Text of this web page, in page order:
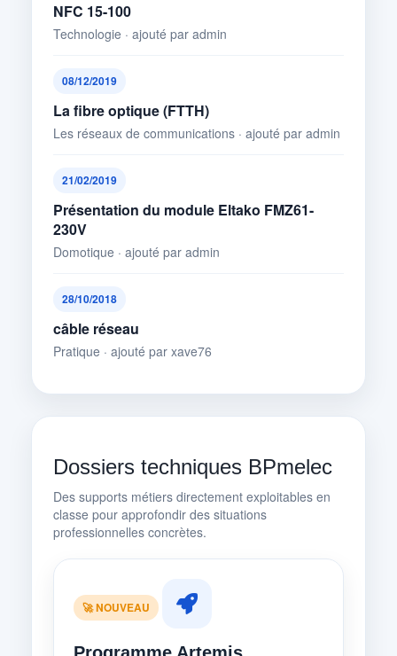
NFC 15-100
Technologie · ajouté par admin
08/12/2019
La fibre optique (FTTH)
Les réseaux de communications · ajouté par admin
21/02/2019
Présentation du module Eltako FMZ61-
230V
Domotique · ajouté par admin
28/10/2018
câble réseau
Pratique · ajouté par xave76
Dossiers techniques BPmelec
Des supports métiers directement exploitables en
classe pour approfondir des situations
professionnelles concrètes.
🚀 NOUVEAU